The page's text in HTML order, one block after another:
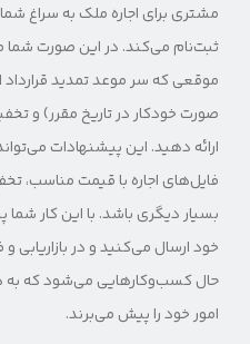
مشتری برای اجاره ملک به سراغ
ثبت‌نام می‌کند. در این صورت شما
موقعی که سر موعد تمدید قرارداد
صورت خودکار در تاریخ مقرر) و
ارائه دهید. این پیشنهادات
فایل‌های اجاره با قیمت مناسب،
بسیار دیگری باشد. با این کار
خود ارسال می‌کنید و در
حال کسب‌وکارهایی می‌شود که
امور خود را پیش می‌برند.